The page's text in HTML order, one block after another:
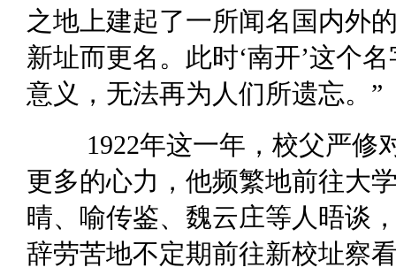
之地上建起了一所闻名国内外
新址而更名。此时‘南开’这个
意义，无法再为人们所遗忘。”
1922年这一年，校父严修
更多的心力，他频繁地前往大
晴、喻传鉴、魏云庄等人晤谈
辞劳苦地不定期前往新校址察